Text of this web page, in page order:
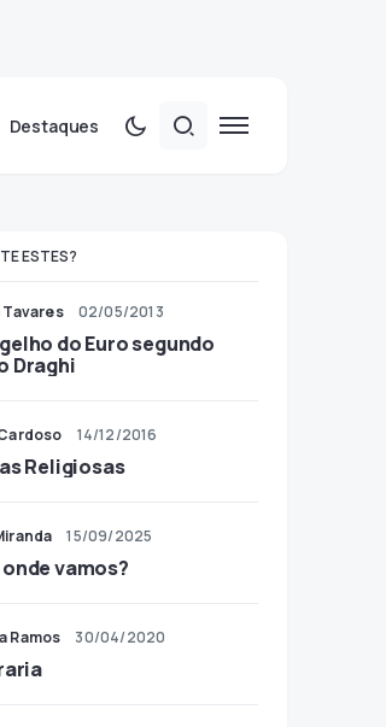
Destaques
ESTES?
Tavares 02/05/2013
do Euro segundo
Draghi
14/12/2016
Religiosas
15/09/2025
vamos?
Ramos 30/04/2020